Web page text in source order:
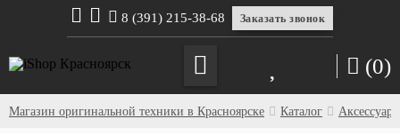
8 (391) 215-38-68 Заказать звонок
(0)
Магазин оригинальной техники в Красноярске Каталог Аксессуары